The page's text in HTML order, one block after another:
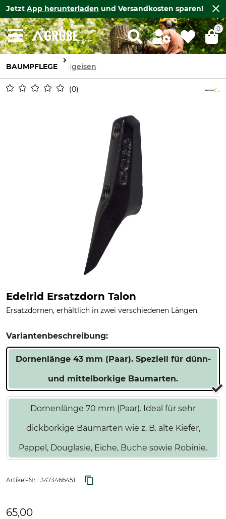
Jetzt App herunterladen und Versandkosten sparen!
0
BAUMPFLEGE Steigeisen
0
Edelrid Ersatzdorn Talon
Ersatzdornen, erhältlich in zwei verschiedenen Längen.
Variantenbeschreibung:
Dornenlänge 43 mm (Paar). Speziell für dünn-
und mittelborkige Baumarten.
Dornenlänge 70 mm (Paar). Ideal für sehr
dickborkige Baumarten wie z. B. alte Kiefer,
Pappel, Douglasie, Eiche, Buche sowie Robinie.
Artikel-Nr.: 3473466451
65,00